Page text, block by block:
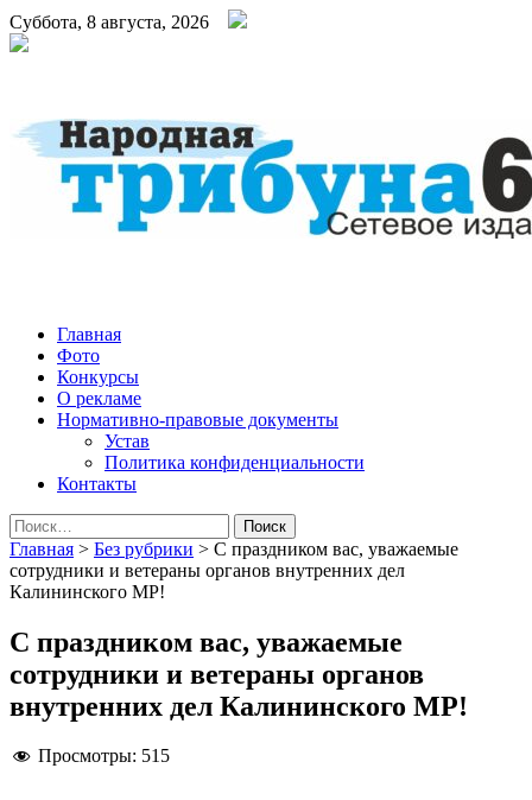
Суббота, 8 августа, 2026
Народная трибуна
Калининская районная газета
Главная
Фото
Конкурсы
О рекламе
Нормативно-правовые документы
Устав
Политика конфиденциальности
Контакты
Найти:
Главная > Без рубрики > С праздником вас, уважаемые
сотрудники и ветераны органов внутренних дел
Калининского МР!
С праздником вас, уважаемые
сотрудники и ветераны органов
внутренних дел Калининского МР!
Просмотры: 515